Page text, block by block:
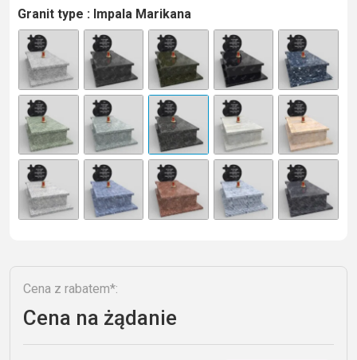
Granit type : Impala Marikana
A
lt
n
ti
e
Cena z rabatem*:
Cena na żądanie